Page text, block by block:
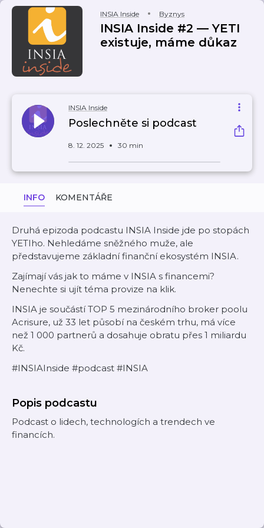
INSIA Inside Byznys
INSIA Inside #2 — YETI
existuje, máme důkaz
INSIA Inside
Poslechněte si podcast
8. 12. 2025 30 min
INFO KOMENTÁŘE
Druhá epizoda podcastu INSIA Inside jde po stopách
YETIho. Nehledáme sněžného muže, ale
představujeme základní finanční ekosystém INSIA.
Zajímají vás jak to máme v INSIA s financemi?
Nenechte si ujít téma provize na klik.
INSIA je součástí TOP 5 mezinárodního broker poolu
Acrisure, už 33 let působí na českém trhu, má více
než 1 000 partnerů a dosahuje obratu přes 1 miliardu
Kč.
#INSIAInside #podcast #INSIA
Popis podcastu
Podcast o lidech, technologích a trendech ve
financích.